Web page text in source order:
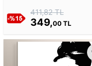
411,82 TL
349,00 TL